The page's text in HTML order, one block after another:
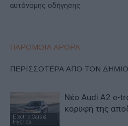
αυτόνομης οδήγησης
ΠΑΡΟΜΟΙΑ ΑΡΘΡΑ
ΠΕΡΙΣΣΟΤΕΡΑ ΑΠΟ ΤΟΝ
Electric Cars &
Hybrids
Νέο Audi A2 e-
κορυφή της